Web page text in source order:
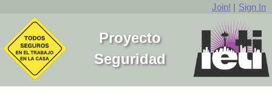
Join! | Sign In
Proyecto
Seguridad